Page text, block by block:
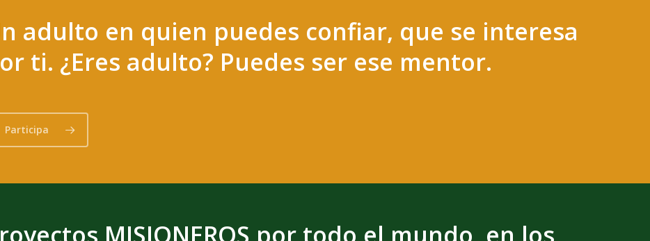
adulto en quien puedes confiar, que se interesa
ti. ¿Eres adulto? Puedes ser ese mentor.
Participa
MISIONEROS por todo el mundo, en los